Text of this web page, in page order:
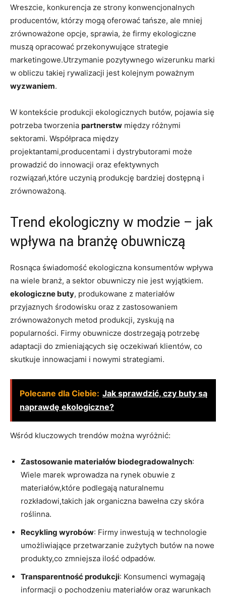
Wreszcie, konkurencja ze ‍strony konwencjonalnych
producentów, którzy mogą oferować tańsze,‌ ale mniej
zrównoważone opcje, sprawia, że firmy ekologiczne
muszą opracować przekonywujące strategie
marketingowe.Utrzymanie pozytywnego wizerunku ⁤marki
w obliczu‌ takiej rywalizacji jest kolejnym poważnym
wyzwaniem.
W kontekście produkcji ‌ekologicznych‍ butów, pojawia się
potrzeba tworzenia partnerstw między różnymi
sektorami. Współpraca⁢ między‍
projektantami,producentami​ i‍ dystrybutorami może
prowadzić do innowacji oraz efektywnych
⁢rozwiązań,które uczynią produkcję bardziej dostępną i​
zrównoważoną.
Trend ekologiczny w modzie – jak
wpływa na branżę obuwniczą
Rosnąca świadomość ekologiczna konsumentów wpływa
na wiele branż, a sektor obuwniczy ⁣nie jest wyjątkiem.⁣
ekologiczne‍ buty, produkowane​ z materiałów
⁣przyjaznych⁢ środowisku‍ oraz z zastosowaniem
⁤zrównoważonych metod ​produkcji, zyskują na
popularności. Firmy obuwnicze ⁣dostrzegają potrzebę
adaptacji⁤ do zmieniających się​ oczekiwań klientów, co
skutkuje innowacjami i⁤ nowymi‍ strategiami.
Polecane dla Ciebie: Jak sprawdzić, czy buty są
naprawdę ekologiczne?
Wśród kluczowych trendów‍ można wyróżnić:
Zastosowanie ⁢materiałów biodegradowalnych:
Wiele marek wprowadza na rynek obuwie z
materiałów,które podlegają ⁢naturalnemu
rozkładowi,takich jak‌ organiczna‌ bawełna czy skóra
roślinna.
Recykling ⁤wyrobów: Firmy ​inwestują ⁣w technologie​
umożliwiające przetwarzanie zużytych butów na nowe​
produkty,co zmniejsza⁣ ilość odpadów.
Transparentność produkcji: Konsumenci ⁢wymagają
⁤informacji o pochodzeniu ⁤materiałów oraz⁢ warunkach